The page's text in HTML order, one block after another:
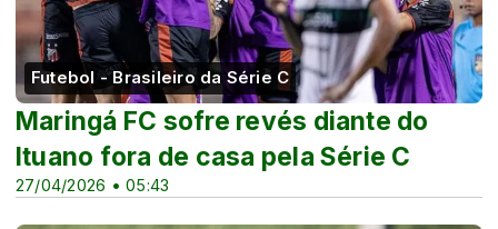
Futebol - Brasileiro da Série C
27/04/2026 • 05:43
Maringá FC sofre revés diante do
Ituano fora de casa pela Série C